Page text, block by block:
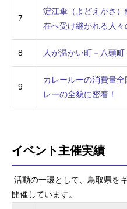
7
淀江傘（よどえがさ
在へ受け継がれる人々
8 人が温かい町－八頭町
9
カレールーの消費量
レーの全貌に密着！
イベント主催実績
活動の一環として、鳥取県を
開催しています。